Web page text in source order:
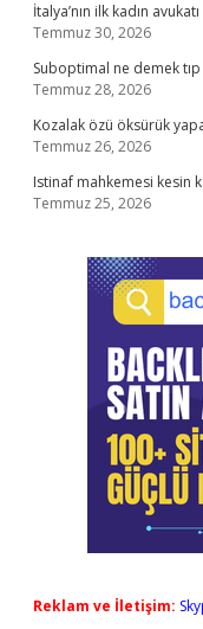
İtalya’nın ilk kadın
Temmuz 30, 2026
Suboptimal ne demek tıp
Temmuz 28, 2026
Kozalak özü öksürük
Temmuz 26, 2026
Istinaf mahkemesi kesin
Temmuz 25, 2026
Reklam ve İletişim: